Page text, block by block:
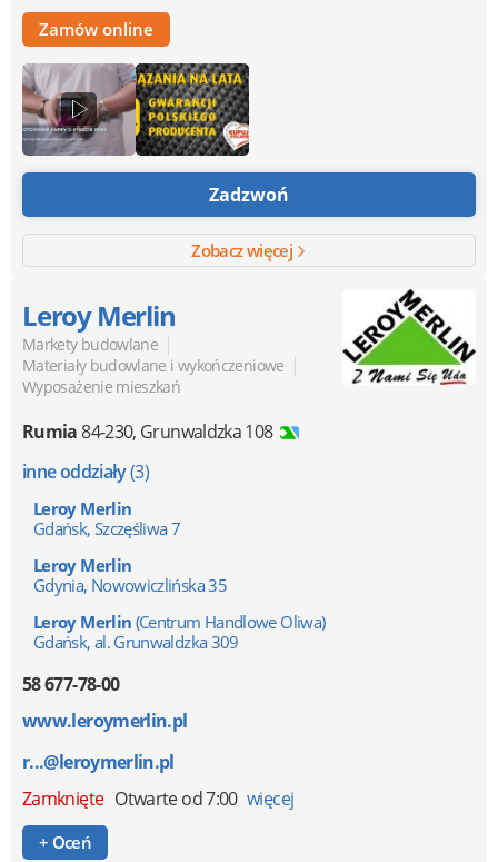
Zamów online
Zadzwoń
Zobacz więcej
Leroy Merlin
Markety budowlane |
Materiały budowlane i wykończeniowe |
Wyposażenie mieszkań
Rumia84-230, Grunwaldzka 108
inne oddziały(3)
Leroy Merlin
Gdańsk, Szczęśliwa 7
Leroy Merlin
Gdynia, Nowowiczlińska 35
Leroy Merlin (Centrum Handlowe Oliwa)
Gdańsk, al. Grunwaldzka 309
58 677-78-00
www.leroymerlin.pl
r...@leroymerlin.pl
Zamknięte Otwarte od 7:00 więcej
+ Oceń